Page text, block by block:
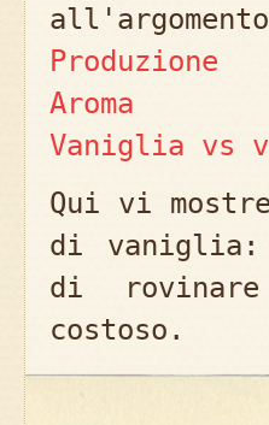
Produzione
Aroma
Vaniglia vs
Qui vi
di vaniglia:
di
costoso.